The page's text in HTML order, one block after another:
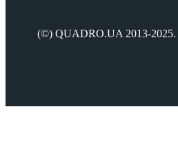
(©) QUADRO.UA 2013-2025.